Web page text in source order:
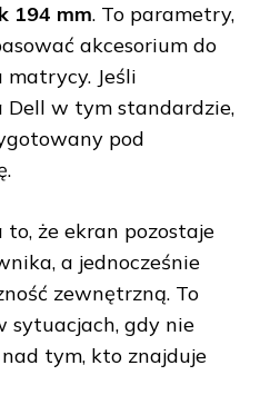
194 mm. To parametry,
akcesorium do
Jeśli
Dell w tym standardzie,
pod
że ekran pozostaje
a jednocześnie
zewnętrzną. To
sytuacjach, gdy nie
tym, kto znajduje